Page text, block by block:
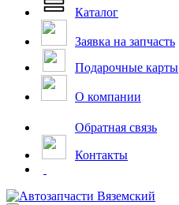
Каталог
Заявка на запчасть
Подарочные карты
О компании
Обратная связь
Контакты